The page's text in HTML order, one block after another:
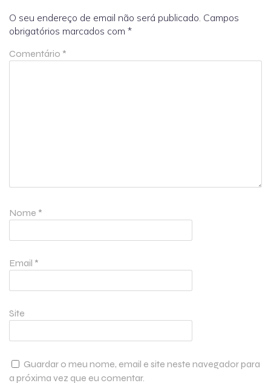
O seu endereço de email não será publicado. Campos
obrigatórios marcados com *
Comentário *
Nome *
Email *
Site
Guardar o meu nome, email e site neste navegador para
a próxima vez que eu comentar.